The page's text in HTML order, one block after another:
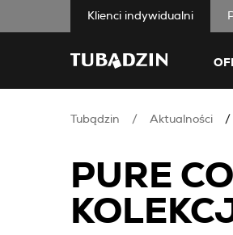
Klienci indywidualni
Tubądzin Aktualności
PURE